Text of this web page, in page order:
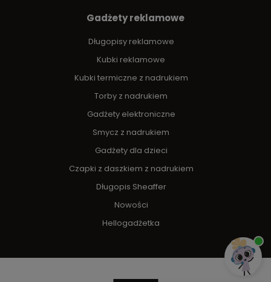
Gadżety reklamowe
Długopisy reklamowe
Kubki reklamowe
Kubki termiczne z nadrukiem
Torby z nadrukiem
Gadżety elektroniczne
Smycz z nadrukiem
Gadżety dla dzieci
Czapki z daszkiem z nadrukiem
Długopis Sheaffer
Nowości
Hellogadżetka